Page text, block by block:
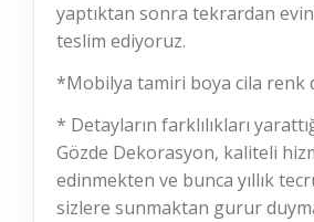
yaptıktan sonra tekrardan
teslim ediyoruz.
*Mobilya tamiri boya cila renk
* Detayların farklılıkları
Gözde Dekorasyon, kaliteli
edinmekten ve bunca yıllık
sizlere sunmaktan gurur